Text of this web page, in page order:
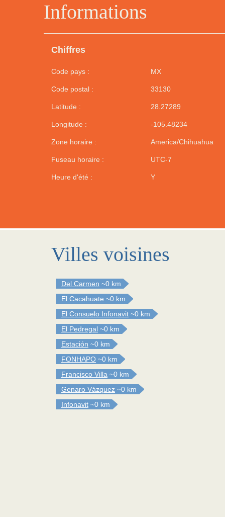
Informations
Chiffres
Code pays : MX
Code postal : 33130
Latitude : 28.27289
Longitude : -105.48234
Zone horaire : America/Chihuahua
Fuseau horaire : UTC-7
Heure d'été : Y
Villes voisines
Del Carmen ~0 km
El Cacahuate ~0 km
El Consuelo Infonavit ~0 km
El Pedregal ~0 km
Estación ~0 km
FONHAPO ~0 km
Francisco Villa ~0 km
Genaro Vázquez ~0 km
Infonavit ~0 km